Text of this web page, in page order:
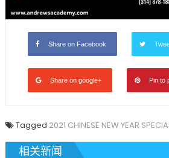
Share on Facebook
Share on google+ Pin to
Tagged 2021 CHINESE NEW YEAR
相关新闻